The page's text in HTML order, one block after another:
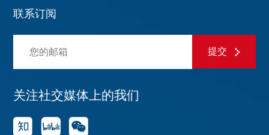
联系订阅
提交
关注社交媒体上的我们